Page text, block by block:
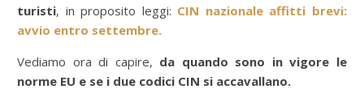
turisti, in proposito leggi: CIN nazionale affitti brevi:
avvio entro settembre.
Vediamo ora di capire, da quando sono in vigore le
norme EU e se i due codici CIN si accavallano.